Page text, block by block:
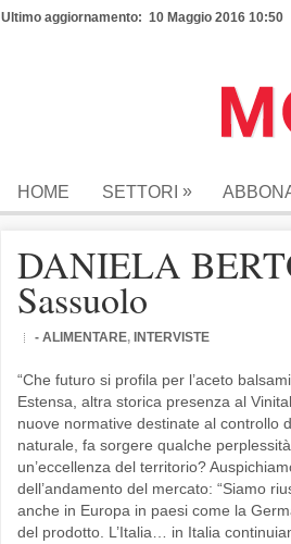
Ultimo aggiornamento: 10 Maggio 2016 10:50
HOME SETTORI »
DANIELA
Sassuolo
- ALIMENTARE, INTERVISTE
“Che futuro si profila per l’aceto
Estensa, altra storica presenza al
nuove normative destinate al controllo
naturale, fa sorgere qualche
un’eccellenza del territorio?
dell’andamento del mercato: “Siamo
anche in Europa in paesi come la
del prodotto. L’Italia… in Italia